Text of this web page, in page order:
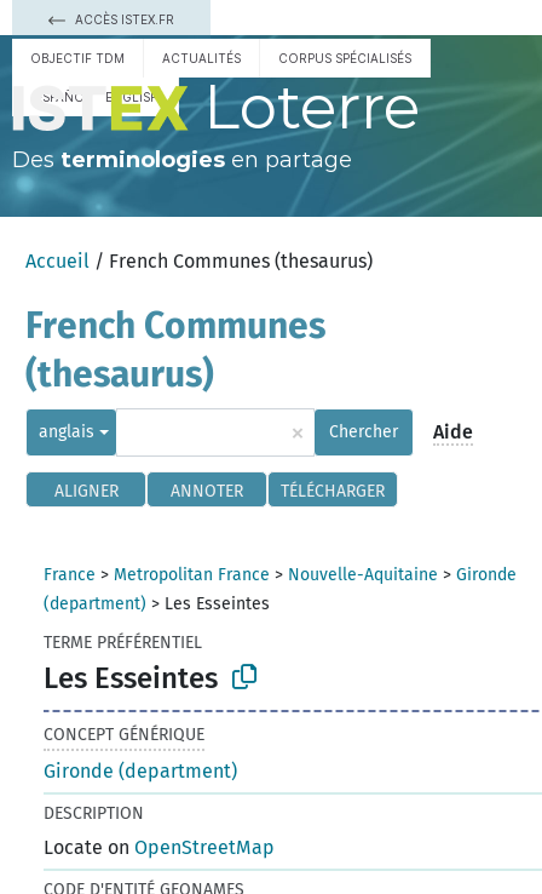
ACCÈS ISTEX.FR
OBJECTIF TDM ACTUALITÉS CORPUS SPÉCIALISÉS
ESPAÑOL ENGLISH Loterre
Des terminologies en partage
Accueil / French Communes (thesaurus)
French Communes
(thesaurus)
anglais × Chercher Aide
ALIGNER ANNOTER TÉLÉCHARGER
France > Metropolitan France > Nouvelle-Aquitaine >Gironde
(department) > Les Esseintes
TERME PRÉFÉRENTIEL
Les Esseintes
CONCEPT GÉNÉRIQUE
Gironde (department)
DESCRIPTION
Locate onOpenStreetMap
CODE D'ENTITÉ GEONAMES